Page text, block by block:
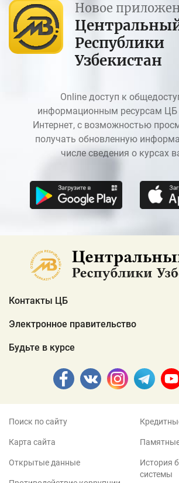
Новое
Республики
Узбекистан
Online доступ к
информационным ресурсам ЦБ
Интернет, с возможностью
получать обновленную
числе сведения о курсах
Контакты ЦБ
Электронное правительство
Будьте в курсе
Поиск по сайту
Карта сайта
Открытые данные
История
системы